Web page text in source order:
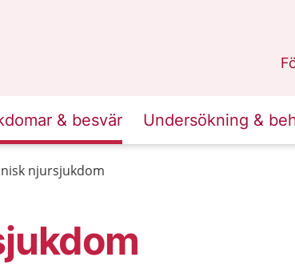
& besvär Undersökning &
njursjukdom